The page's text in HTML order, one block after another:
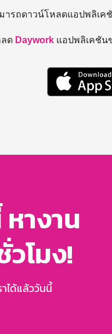
ารถดาวน์โหลดแอปพลิเค
ด Daywork แอปพลิเคชัน
างาน
วโมง!
ได้แล้ววันนี้